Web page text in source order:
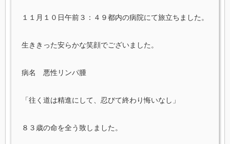
１１月１０日午前３：４９都内の病院にて旅立ちました。
生ききった安らかな笑顔でございました。
病名 悪性リンパ腫
「往く道は精進にして、忍びて終わり悔いなし」
８３歳の命を全う致しました。